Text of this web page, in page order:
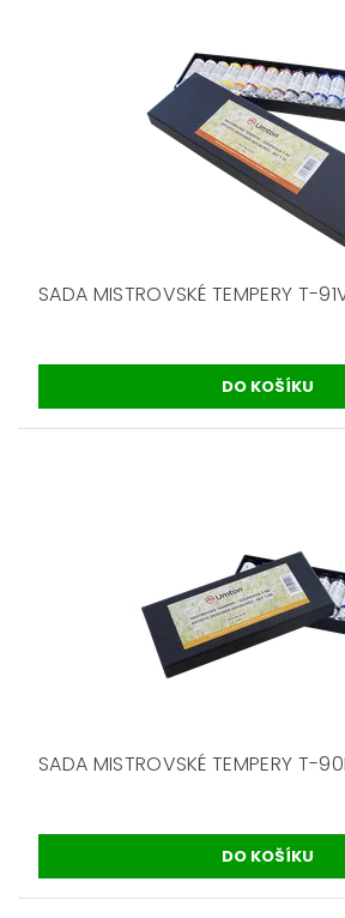
SADA MISTROVSKÉ TEMPERY T-
SADA MISTROVSKÉ TEMPERY T-